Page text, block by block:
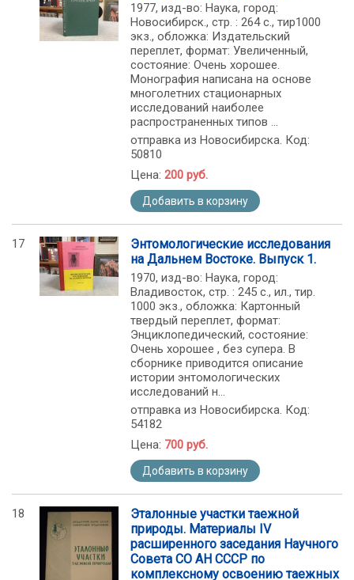
1977, изд-во: Наука, город:
Новосибирск., стр. : 264 с., тир1000
экз., обложка: Издательский
переплет, формат: Увеличенный,
состояние: Очень хорошее.
Монография написана на основе
многолетних стационарных
исследований наиболее
распространенных типов ...
отправка из Новосибирска. Код:
50810
Цена: 200 руб.
Добавить в корзину
17
Энтомологические исследования
на Дальнем Востоке. Выпуск 1.
1970, изд-во: Наука, город:
Владивосток, стр. : 245 с., ил., тир.
1000 экз., обложка: Картонный
твердый переплет, формат:
Энциклопедический, состояние:
Очень хорошее , без супера. В
сборнике приводится описание
истории энтомологических
исследований н...
отправка из Новосибирска. Код:
54182
Цена: 700 руб.
Добавить в корзину
18
Эталонные участки таежной
природы. Материалы IV
расширенного заседания Научного
Совета СО АН СССР по
комплексному освоению таежных